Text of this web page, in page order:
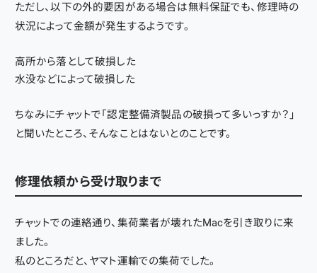
ただし、以下の外的要因がある場合は無料保証でも、修理時の
状況によって金額が発生するようです。
高所から落として破損した
水没などによって破損した
ちなみにチャットで「認定整備済製品の破損って多いっすか？」
と聞いたところ、そんなことはないとのことです。
修理依頼から受け取りまで
チャットでの連絡通り、集荷業者が壊れたMacを引き取りに来
ました。
私のところだと、ヤマト運輸での集荷でした。